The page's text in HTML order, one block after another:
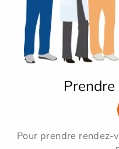
Pour prendre rendez-